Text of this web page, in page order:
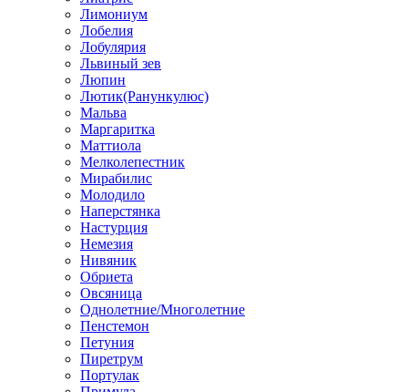
Лимониум
Лобелия
Лобулярия
Львиный зев
Люпин
Лютик(Ранункулюс)
Мальва
Маргаритка
Маттиола
Мелколепестник
Мирабилис
Молодило
Наперстянка
Настурция
Немезия
Нивяник
Обриета
Овсяница
Однолетние/Многолетние
Пенстемон
Петуния
Пиретрум
Портулак